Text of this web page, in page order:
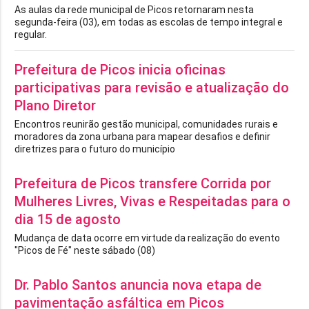
As aulas da rede municipal de Picos retornaram nesta
segunda-feira (03), em todas as escolas de tempo integral e
regular.
Prefeitura de Picos inicia oficinas
participativas para revisão e atualização do
Plano Diretor
Encontros reunirão gestão municipal, comunidades rurais e
moradores da zona urbana para mapear desafios e definir
diretrizes para o futuro do município
Prefeitura de Picos transfere Corrida por
Mulheres Livres, Vivas e Respeitadas para o
dia 15 de agosto
Mudança de data ocorre em virtude da realização do evento
"Picos de Fé" neste sábado (08)
Dr. Pablo Santos anuncia nova etapa de
pavimentação asfáltica em Picos